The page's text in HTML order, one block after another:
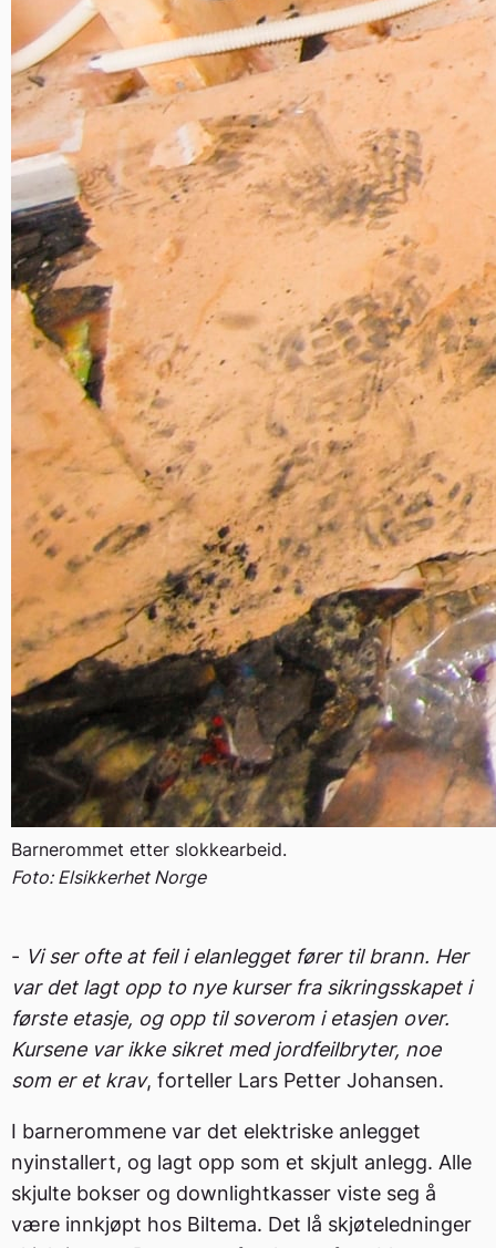
Barnerommet etter slokkearbeid.
Foto: Elsikkerhet Norge
- Vi ser ofte at feil i elanlegget fører til brann. Her
var det lagt opp to nye kurser fra sikringsskapet i
første etasje, og opp til soverom i etasjen over.
Kursene var ikke sikret med jordfeilbryter, noe
som er et krav, forteller Lars Petter Johansen.
I barnerommene var det elektriske anlegget
nyinstallert, og lagt opp som et skjult anlegg. Alle
skjulte bokser og downlightkasser viste seg å
være innkjøpt hos Biltema. Det lå skjøteledninger